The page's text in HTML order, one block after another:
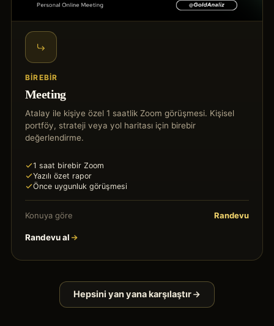
BIREBIR
Meeting
Atalay ile kişiye özel 1 saatlik Zoom görüşmesi. Kişisel
portföy, strateji veya yol haritası için birebir
değerlendirme.
1 saat birebir Zoom
Yazılı özet rapor
Önce uygunluk görüşmesi
Konuya göre Randevu
Randevu al
Hepsini yan yana karşılaştır